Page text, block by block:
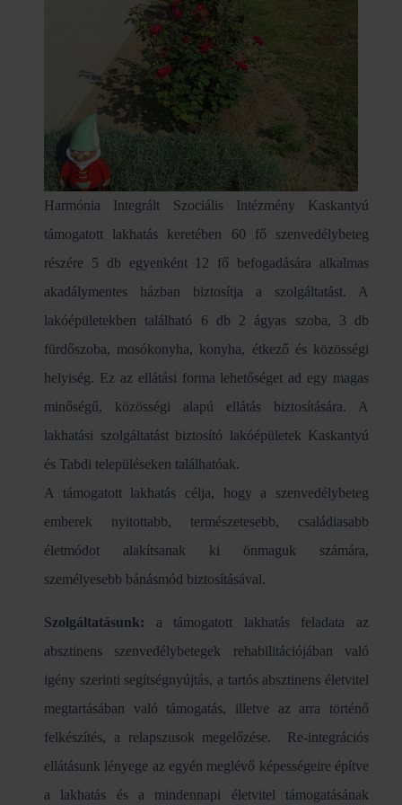
Harmónia Integrált Szociális Intézmény Kaskantyú
támogatott lakhatás keretében 60 fő szenvedélybeteg
részére 5 db egyenként 12 fő befogadására alkalmas
akadálymentes házban biztosítja a szolgáltatást. A
lakóépületekben található 6 db 2 ágyas szoba, 3 db
fürdőszoba, mosókonyha, konyha, étkező és közösségi
helyiség. Ez az ellátási forma lehetőséget ad egy magas
minőségű, közösségi alapú ellátás biztosítására. A
lakhatási szolgáltatást biztosító lakóépületek Kaskantyú
és Tabdi településeken találhatóak.
A támogatott lakhatás célja, hogy a szenvedélybeteg
emberek nyitottabb, természetesebb, családiasabb
életmódot alakítsanak ki önmaguk számára,
személyesebb bánásmód biztosításával.
Szolgáltatásunk: a támogatott lakhatás feladata az
absztinens szenvedélybetegek rehabilitációjában való
igény szerinti segítségnyújtás, a tartós absztinens életvitel
megtartásában való támogatás, illetve az arra történő
felkészítés, a relapszusok megelőzése. Re-integrációs
ellátásunk lényege az egyén meglévő képességeire építve
a lakhatás és a mindennapi életvitel támogatásának